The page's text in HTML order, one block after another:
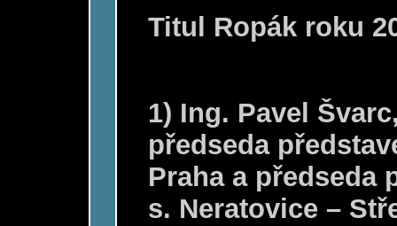
Titul Ropák roku
1) Ing. Pavel
předseda
Praha a předseda
s. Neratovice –